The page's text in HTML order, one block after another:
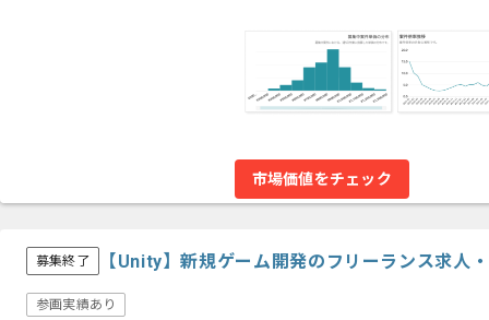
市場価値をチェック
募集終了 【Unity】新規ゲーム開発のフリーランス求人
参画実績あり